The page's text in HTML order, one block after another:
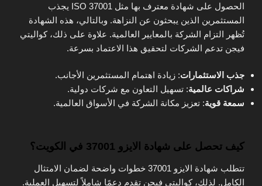
الحصول على شهادة معترف بها مثل ISO 37001 يجذب
المستثمرين الذين يبحثون عن النزاهة. وبالتالي، هذه الشهادة
تُظهر التزام الشركة بالمعايير العالمية. علاوة على ذلك، كواليتي
فيجن تدعم الشركات لتحقيق هذا الاعتماد بسرعة.
جذب الاستثمارات: زيادة اهتمام المستثمرين الأجانب.
شراكات عالمية: تسهيل التعاون مع شركات دولية.
سمعة قوية: تعزيز مكانة الشركة في الأسواق العالمية.
كيف تحصل على شهادة الايزو 37001 في الكويت؟
تتطلب شهادة الايزو 37001 خطوات واضحة لضمان الامتثال
الكامل. لذلك، كواليتي فيجن تقدم دعمًا شاملاً لتسهيل العملية.